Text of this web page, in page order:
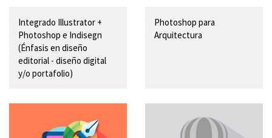
Integrado Illustrator +
Photoshop e Indisegn
(Énfasis en diseño
editorial - diseño digital
y/o portafolio)
Photoshop para
Arquitectura